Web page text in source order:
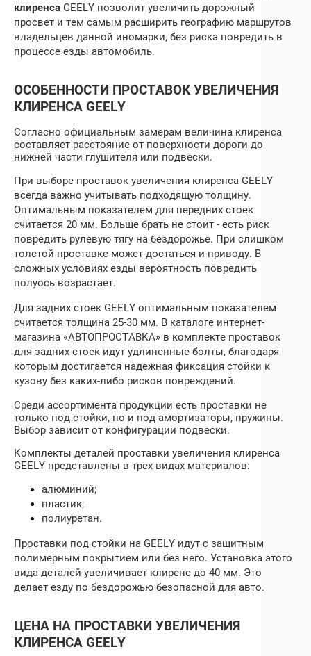
клиренса GEELY позволит увеличить дорожный
просвет и тем самым расширить географию маршрутов
владельцев данной иномарки, без риска повредить в
процессе езды автомобиль.
ОСОБЕННОСТИ ПРОСТАВОК УВЕЛИЧЕНИЯ
КЛИРЕНСА GEELY
Согласно официальным замерам величина клиренса
составляет расстояние от поверхности дороги до
нижней части глушителя или подвески.
При выборе проставок увеличения клиренса GEELY
всегда важно учитывать подходящую толщину.
Оптимальным показателем для передних стоек
считается 20 мм. Больше брать не стоит ‒ есть риск
повредить рулевую тягу на бездорожье. При слишком
толстой проставке может достаться и приводу. В
сложных условиях езды вероятность повредить
полуось возрастает.
Для задних стоек GEELY оптимальным показателем
считается толщина 25‒30 мм. В каталоге интернет-
магазина «АВТОПРОСТАВКА» в комплекте проставок
для задних стоек идут удлиненные болты, благодаря
которым достигается надежная фиксация стойки к
кузову без каких-либо рисков повреждений.
Среди ассортимента продукции есть проставки не
только под стойки, но и под амортизаторы, пружины.
Выбор зависит от конфигурации подвески.
Комплекты деталей проставки увеличения клиренса
GEELY представлены в трех видах материалов:
алюминий;
пластик;
полиуретан.
Проставки под стойки на GEELY идут с защитным
полимерным покрытием или без него. Установка этого
вида деталей увеличивает клиренс до 40 мм. Это
делает езду по бездорожью безопасной для авто.
ЦЕНА НА ПРОСТАВКИ УВЕЛИЧЕНИЯ
КЛИРЕНСА GEELY